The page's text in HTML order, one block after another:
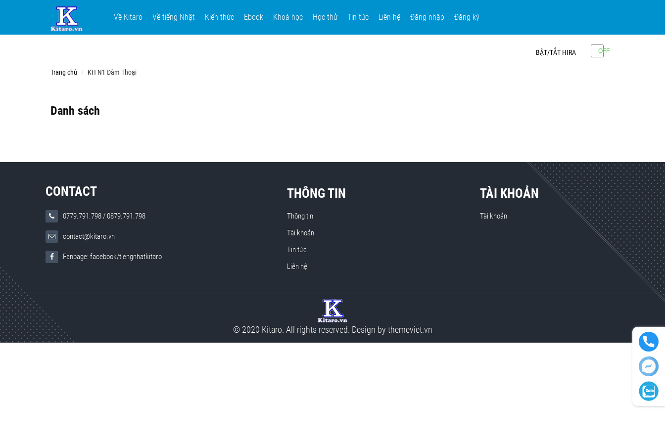
Về Kitaro Về tiếng Nhật Kiến thức Ebook Khoá học Học thử Tin tức Liên hệ Đăng nhập Đăng ký
BẬT/TẮT HIRA
Trang chủ KH N1 Đàm Thoại
Danh sách
CONTACT
0779.791.798/0879.791.798
contact@kitaro.vn
Fanpage: facebook/tiengnhatkitaro
THÔNG TIN
Thông tin
Tài khoản
Tin tức
Liên hệ
TÀI KHOẢN
Tài khoản
© 2020 Kitaro. All rights reserved. Design by themeviet.vn